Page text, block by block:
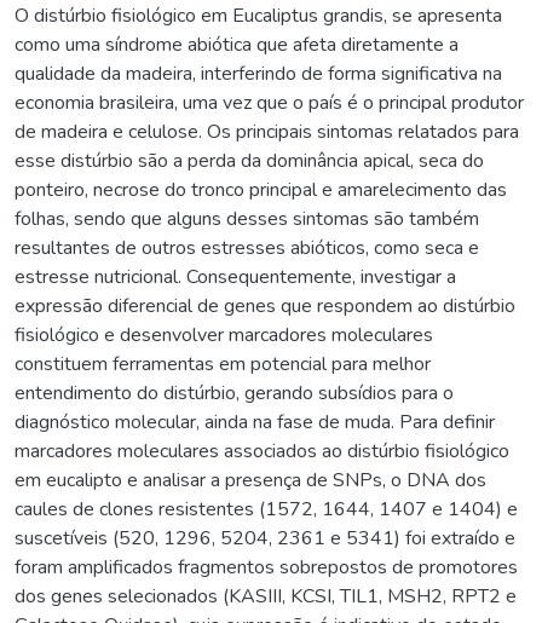
O distúrbio fisiológico em Eucaliptus grandis, se apresenta
como uma síndrome abiótica que afeta diretamente a
qualidade da madeira, interferindo de forma significativa na
economia brasileira, uma vez que o país é o principal produtor
de madeira e celulose. Os principais sintomas relatados para
esse distúrbio são a perda da dominância apical, seca do
ponteiro, necrose do tronco principal e amarelecimento das
folhas, sendo que alguns desses sintomas são também
resultantes de outros estresses abióticos, como seca e
estresse nutricional. Consequentemente, investigar a
expressão diferencial de genes que respondem ao distúrbio
fisiológico e desenvolver marcadores moleculares
constituem ferramentas em potencial para melhor
entendimento do distúrbio, gerando subsídios para o
diagnóstico molecular, ainda na fase de muda. Para definir
marcadores moleculares associados ao distúrbio fisiológico
em eucalipto e analisar a presença de SNPs, o DNA dos
caules de clones resistentes (1572, 1644, 1407 e 1404) e
suscetíveis (520, 1296, 5204, 2361 e 5341) foi extraído e
foram amplificados fragmentos sobrepostos de promotores
dos genes selecionados (KASIII, KCSI, TIL1, MSH2, RPT2 e